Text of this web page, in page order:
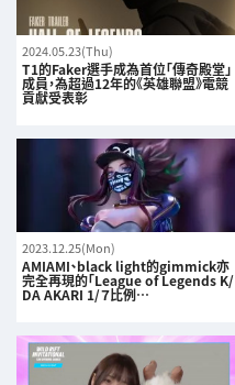
2024.05.23(Thu)
T1的Faker選手成為首位「傳奇殿堂」
成員，為超過12年的《英雄聯盟》電競
貢獻受表彰
2023.12.25(Mon)
AMIAMI、black light的gimmick亦
完全再現的「League of Legends K/
DA AKARI 1/７比例…